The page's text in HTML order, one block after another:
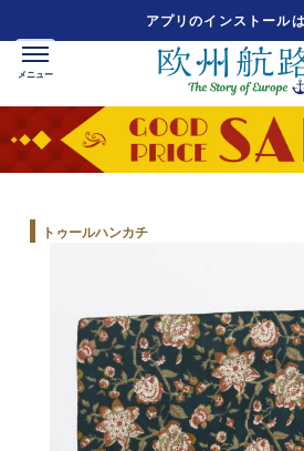
アプリのインストール
トゥールハンカチ